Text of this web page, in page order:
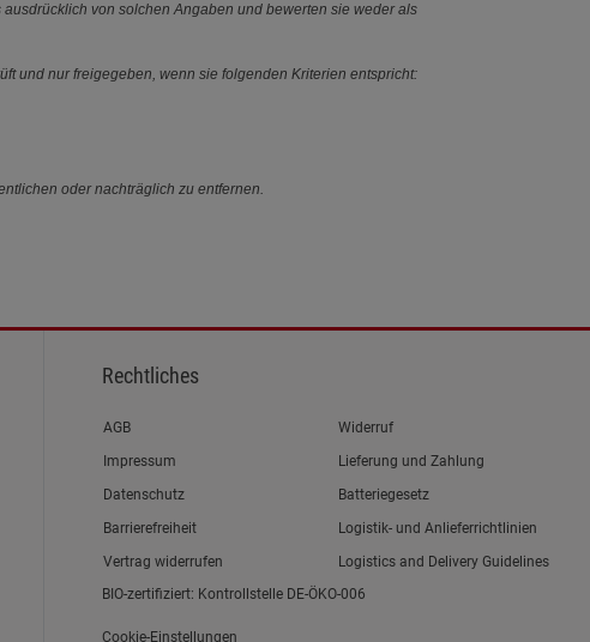
von solchen Angaben und bewerten sie weder als
und nur freigegeben, wenn sie folgenden Kriterien entspricht:
oder nachträglich zu entfernen.
Rechtliches
Link zum/zur
AGB
Link zum/zur
Impressum
Link zum/zur
Datenschutz
Link zum/zur
Barrierefreiheit
Vertrag widerrufen
Widerruf
Lieferung und Zahlung
Batteriegesetz
Logistik- und Anlieferrichtlinien
Logistics and Delivery Guidelines
BIO-zertifiziert: Kontrollstelle DE-ÖKO-006
Cookie-Einstellungen